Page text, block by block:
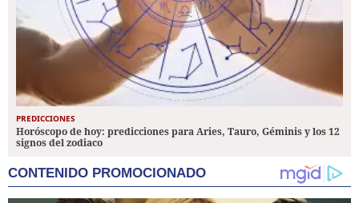
PREDICCIONES
Horóscopo de hoy: predicciones para Aries, Tauro, Géminis y los 12
signos del zodiaco
CONTENIDO PROMOCIONADO